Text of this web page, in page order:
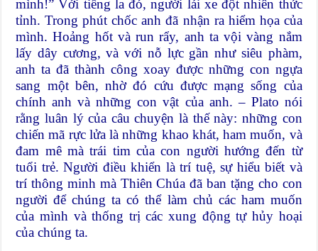
mình!” Với tiếng la đó, người lái xe đột nhiên thức
tỉnh. Trong phút chốc anh đã nhận ra hiểm họa của
mình. Hoảng hốt và run rẩy, anh ta vội vàng nắm
lấy dây cương, và với nỗ lực gần như siêu phàm,
anh ta đã thành công xoay được những con ngựa
sang một bên, nhờ đó cứu được mạng sống của
chính anh và những con vật của anh. – Plato nói
rằng luân lý của câu chuyện là thế này: những con
chiến mã rực lửa là những khao khát, ham muốn, và
đam mê mà trái tim của con người hướng đến từ
tuổi trẻ. Người điều khiển là trí tuệ, sự hiểu biết và
trí thông minh mà Thiên Chúa đã ban tặng cho con
người để chúng ta có thể làm chủ các ham muốn
của mình và thống trị các xung động tự hủy hoại
của chúng ta.